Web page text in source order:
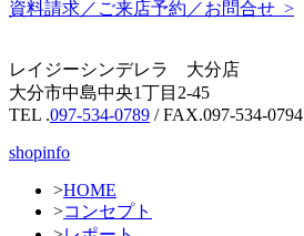
資料請求／ご来店予約／お問合せ >
レイジーシンデレラ 大分店
大分市中島中央1丁目2-45
TEL .097-534-0789 / FAX.097-534-0794
shopinfo
>HOME
>コンセプト